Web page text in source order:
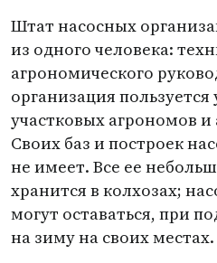
Штат насосных
из одного человека:
агрономического
организация
участковых агрономов
Своих баз и построек
не имеет. Все ее
хранится в колхозах;
могут оставаться, при
на зиму на своих местах.